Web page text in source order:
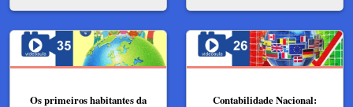
Os primeiros habitantes da
Contabilidade Nacional: